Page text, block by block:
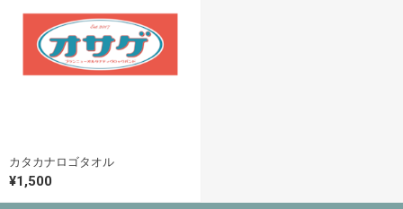
カタカナロゴタオル
¥1,500